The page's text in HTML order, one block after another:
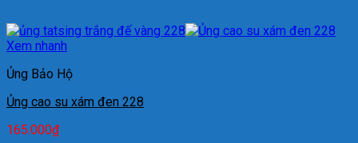
Xem nhanh
Ủng Bảo Hộ
Ủng cao su xám đen 228
165.000₫